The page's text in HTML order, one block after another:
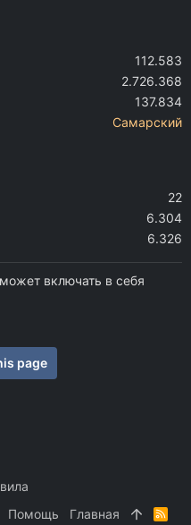
112.583
2.726.368
137.834
Самарский
22
6.304
6.326
включать в себя
page
Помощь Главная
R